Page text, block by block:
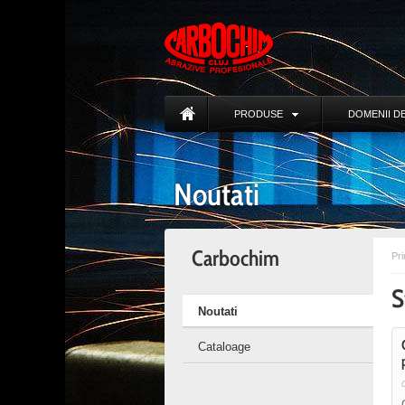
PRODUSE DOMENII
Noutati
Carbochim
Noutati
Cataloage